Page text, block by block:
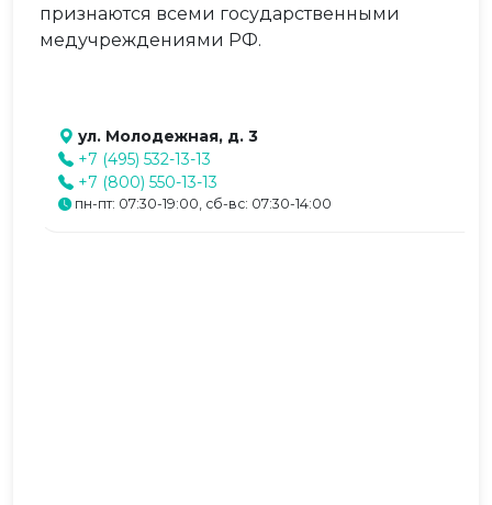
признаются всеми государственными
медучреждениями РФ.
ул. Молодежная, д. 3
+7 (495) 532-13-13
+7 (800) 550-13-13
пн-пт: 07:30-19:00, сб-вс: 07:30-14:00